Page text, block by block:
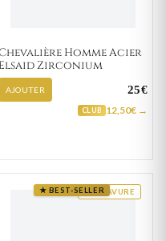
Homme Acier
Elsaid Zirconium
AJOUTER 25€
CLUB 12,50€ →
GRAVURE
★ BEST-SELLER